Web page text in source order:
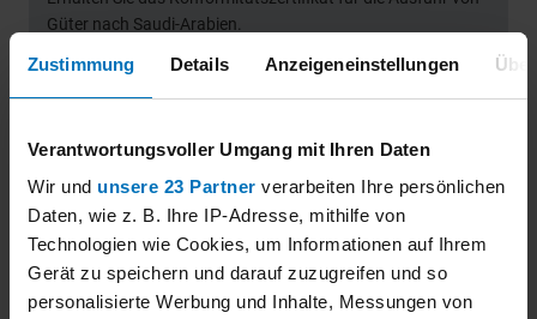
Zustimmung Details Anzeigeneinstellungen
Verantwortungsvoller Umgang mit Ihren Daten
Wir und unsere 23 Partner verarbeiten Ihre persönlichen
Daten, wie z. B. Ihre IP-Adresse, mithilfe von
Technologien wie Cookies, um Informationen auf Ihrem
Gerät zu speichern und darauf zuzugreifen und so
personalisierte Werbung und Inhalte, Messungen von
Güter nach Saudi-Arabien.
Über uns